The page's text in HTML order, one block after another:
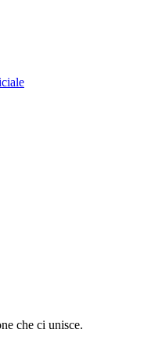
che ci unisce.